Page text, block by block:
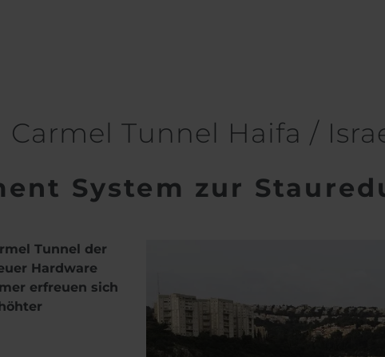
Carmel Tunnel Haifa /
System zur
Tunnel der
Hardware
erfreuen sich